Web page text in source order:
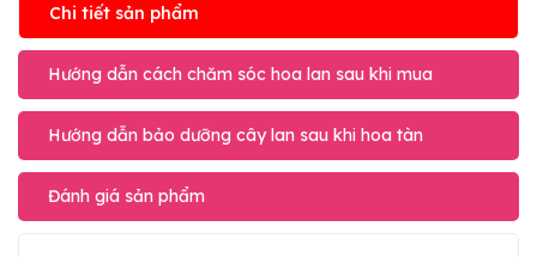
Chi tiết sản phẩm
Hướng dẫn cách chăm sóc hoa lan sau khi mua
Hướng dẫn bảo dưỡng cây lan sau khi hoa tàn
Đánh giá sản phẩm